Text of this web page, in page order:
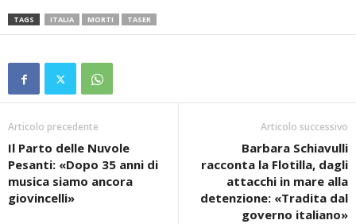
TAGS ITALIA MORTI TASER
Articolo precedente
Il Parto delle Nuvole
Pesanti: «Dopo 35 anni di
musica siamo ancora
giovincelli»
Articolo successivo
Barbara Schiavulli
racconta la Flotilla, dagli
attacchi in mare alla
detenzione: «Tradita dal
governo italiano»